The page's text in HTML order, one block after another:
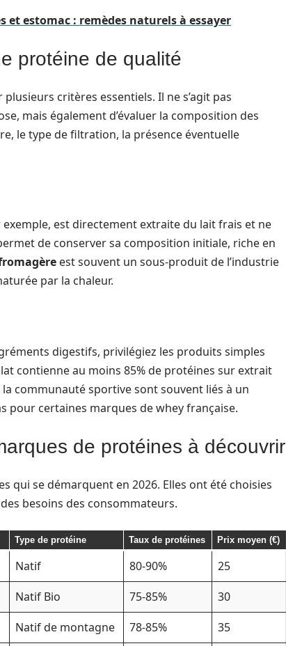
estomac : remèdes naturels à essayer
protéine de qualité
critères essentiels. Il ne s’agit pas
mais également d’évaluer la composition des
le type de filtration, la présence éventuelle
exemple, est directement extraite du lait frais et ne
de conserver sa composition initiale, riche en
est souvent un sous-produit de l’industrie
par la chaleur.
digestifs, privilégiez les produits simples
contienne au moins 85% de protéines sur extrait
communauté sportive sont souvent liés à un
pour certaines marques de whey française.
de protéines à découvrir
qui se démarquent en 2026. Elles ont été choisies
besoins des consommateurs.
Type de protéine Taux de protéines Prix moyen (€)
Natif 80-90%
25
Natif Bio 75-85%
30
Natif de montagne 78-85%
35